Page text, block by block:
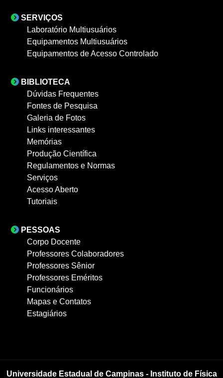
SERVIÇOS
Laboratório Multiusuários
Equipamentos Multiusuários
Equipamentos de Acesso Controlado
BIBLIOTECA
Dúvidas Frequentes
Fontes de Pesquisa
Galeria de Fotos
Links interessantes
Memórias
Produção Científica
Regulamentos e Normas
Serviços
Acesso Aberto
Tutoriais
PESSOAS
Corpo Docente
Professores Colaboradores
Professores Sênior
Professores Eméritos
Funcionários
Mapas e Contatos
Estagiários
Universidade Estadual de Campinas - Instituto de Física